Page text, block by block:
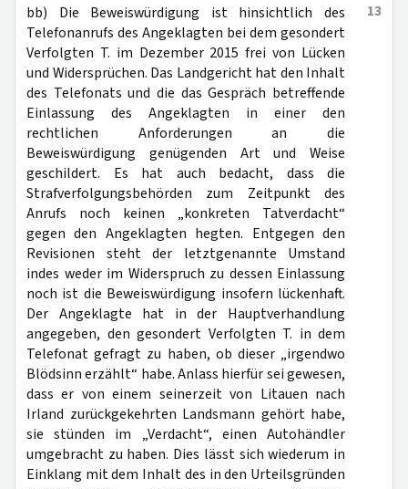
13
bb) Die Beweiswürdigung ist hinsichtlich des
Telefonanrufs des Angeklagten bei dem gesondert
Verfolgten T. im Dezember 2015 frei von Lücken
und Widersprüchen. Das Landgericht hat den Inhalt
des Telefonats und die das Gespräch betreffende
Einlassung des Angeklagten in einer den
rechtlichen Anforderungen an die
Beweiswürdigung genügenden Art und Weise
geschildert. Es hat auch bedacht, dass die
Strafverfolgungsbehörden zum Zeitpunkt des
Anrufs noch keinen „konkreten Tatverdacht“
gegen den Angeklagten hegten. Entgegen den
Revisionen steht der letztgenannte Umstand
indes weder im Widerspruch zu dessen Einlassung
noch ist die Beweiswürdigung insofern lückenhaft.
Der Angeklagte hat in der Hauptverhandlung
angegeben, den gesondert Verfolgten T. in dem
Telefonat gefragt zu haben, ob dieser „irgendwo
Blödsinn erzählt“ habe. Anlass hierfür sei gewesen,
dass er von einem seinerzeit von Litauen nach
Irland zurückgekehrten Landsmann gehört habe,
sie stünden im „Verdacht“, einen Autohändler
umgebracht zu haben. Dies lässt sich wiederum in
Einklang mit dem Inhalt des in den Urteilsgründen